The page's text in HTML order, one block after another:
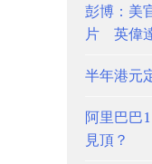
彭博：美
片 英偉
半年港元
阿里巴巴
見頂？